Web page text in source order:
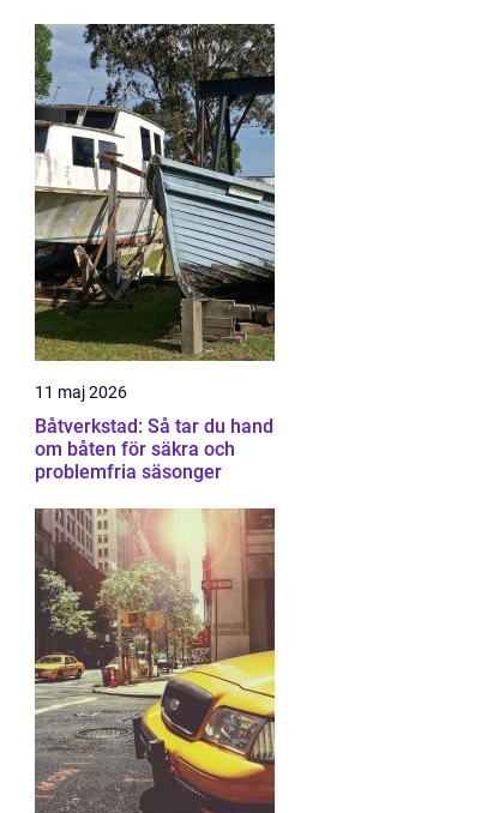
11 maj 2026
Båtverkstad: Så tar du hand
om båten för säkra och
problemfria säsonger